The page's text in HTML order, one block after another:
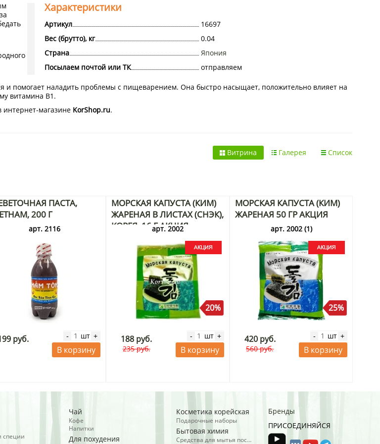
Характеристики
Артикул
16697
Вес (брутто), кг
0.04
Страна
Япония
Посылаем почтой или ТК
отправляем
и помогает наладить проблемы с пищеварением. Она быстро насыщает, положительно влияет на
витамина B1.
интернет-магазине KorShop.ru.
Список
Галерея
Витрина
ПАСТА,
200 Г
арт. 2116
руб. - шт +
В корзину
МОРСКАЯ КАПУСТА (КИМ)
ЖАРЕНАЯ В ЛИСТАХ (СНЭК),
КОРЕЯ, 16 Г АКЦИЯ
арт. 2002
20%
188 руб.
235 руб.
- шт +
В корзину
МОРСКАЯ КАПУСТА (КИМ)
ЖАРЕНАЯ 50 ГР АКЦИЯ
арт. 2002 (1)
25%
420 руб.
560 руб.
- шт +
В корзину
специи
Чай
Кофе
Напитки
Для похудения
Косметика корейская
Подарочные наборы
Бытовая химия
Средства для мытья посуды
Бренды
ПРИСОЕДИНЯЙСЯ